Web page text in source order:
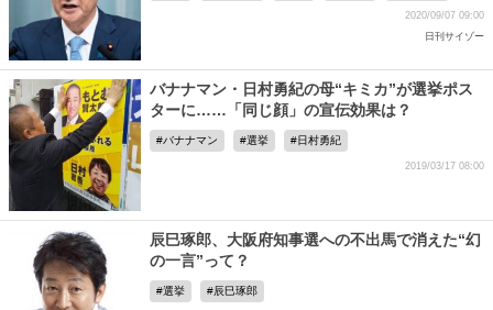
2020/09/07 09:00
日刊サイゾー
バナナマン・日村勇紀の母“キミカ”が選挙ポス
ターに……「同じ顔」の宣伝効果は？
バナナマン 選挙 日村勇紀
2019/03/17 08:00
辰巳琢郎、大阪府知事選への不出馬で消えた“幻
の一言”って？
選挙 辰巳琢郎